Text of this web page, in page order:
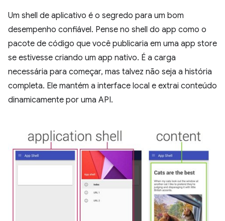
Um shell de aplicativo é o segredo para um bom
desempenho confiável. Pense no shell do app como o
pacote de código que você publicaria em uma app store
se estivesse criando um app nativo. É a carga
necessária para começar, mas talvez não seja a história
completa. Ele mantém a interface local e extrai conteúdo
dinamicamente por uma API.